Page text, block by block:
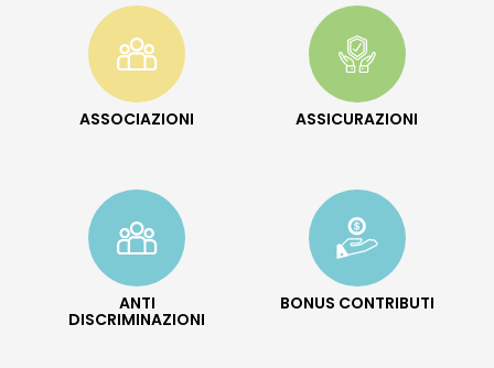
ASSOCIAZIONI ASSICURAZIONI
ANTI
DISCRIMINAZIONI
BONUS CONTRIBUTI